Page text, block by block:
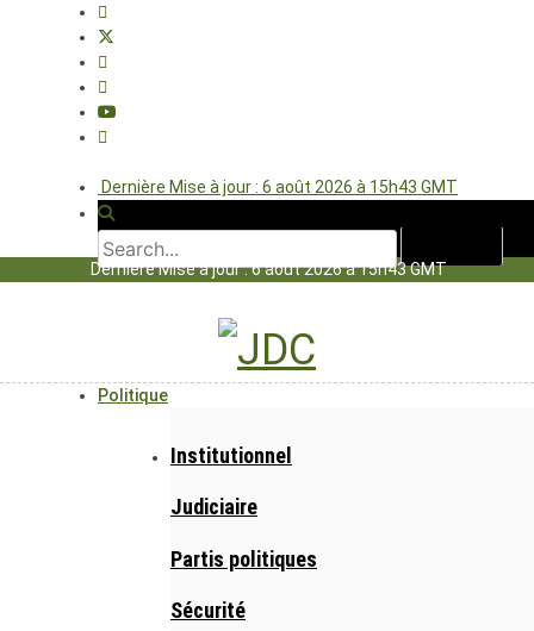
Dernière Mise à jour : 6 août 2026 à 15h43 GMT
Dernière Mise à jour : 6 août 2026 à 15h43 GMT
Politique
Institutionnel
Judiciaire
Partis politiques
Sécurité